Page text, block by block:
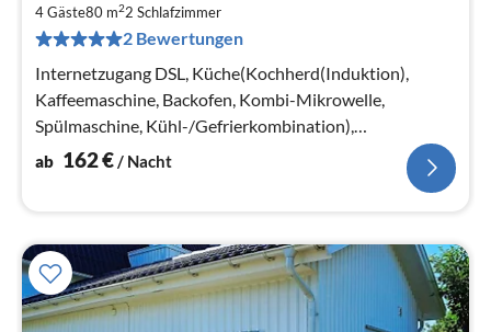
4 Gäste80 m22 Schlafzimmer
2 Bewertungen
Internetzugang DSL, Küche(Kochherd(Induktion),
Kaffeemaschine, Backofen, Kombi-Mikrowelle,
Spülmaschine, Kühl-/Gefrierkombination),
Wohn-/Schlafzimmer, Schlafzimmer(Doppelbett)
ab 162€/ Nacht